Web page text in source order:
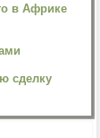
в Африке
сделку